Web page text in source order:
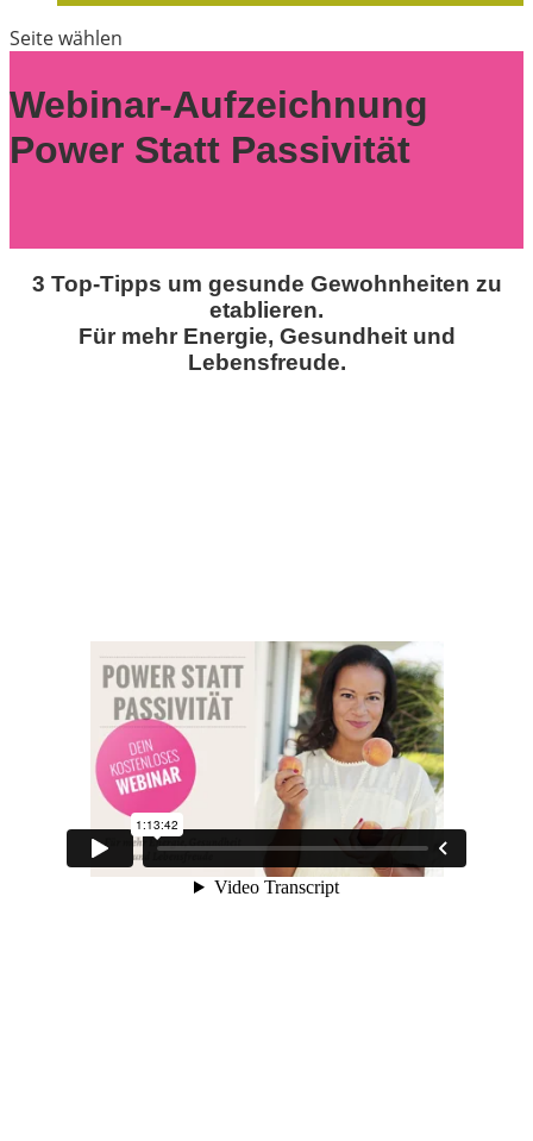
Seite wählen
Webinar-Aufzeichnung
Power Statt Passivität
3 Top-Tipps um gesunde Gewohnheiten zu
etablieren.
Für mehr Energie, Gesundheit und
Lebensfreude.